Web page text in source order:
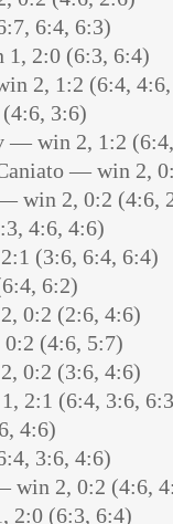
6:4, 6:3)
2:0 (6:3, 6:4)
2, 1:2 (6:4,
3:6)
— win 2, 1:2
— win 2,
win 2, 0:2 (4:6,
4:6, 4:6)
(3:6, 6:4, 6:4)
6:2)
0:2 (2:6, 4:6)
(4:6, 5:7)
0:2 (3:6, 4:6)
2:1 (6:4, 3:6,
4:6)
3:6, 4:6)
win 2, 0:2 (4:6,
2:0 (6:3, 6:4)